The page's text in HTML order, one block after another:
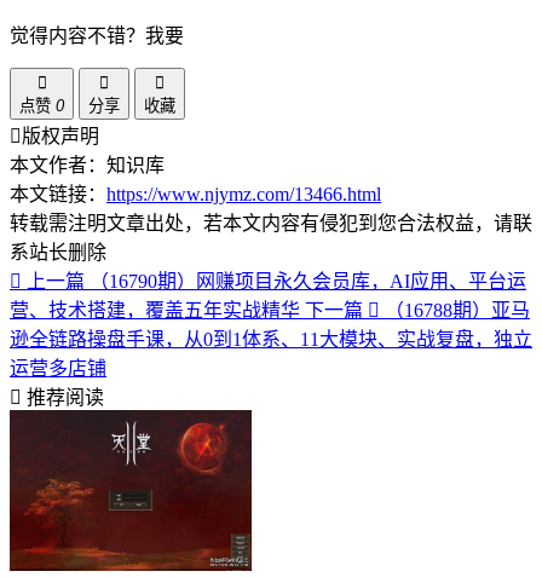
觉得内容不错？我要
点赞 0 分享 收藏
版权声明
本文作者：知识库
本文链接： https://www.njymz.com/13466.html
转载需注明文章出处，若本文内容有侵犯到您合法权益，请联
系站长删除
上一篇
（16790期）网赚项目永久会员库，AI应用、平台运
营、技术搭建，覆盖五年实战精华 下一篇
（16788期）亚马
逊全链路操盘手课，从0到1体系、11大模块、实战复盘，独立
运营多店铺
推荐阅读